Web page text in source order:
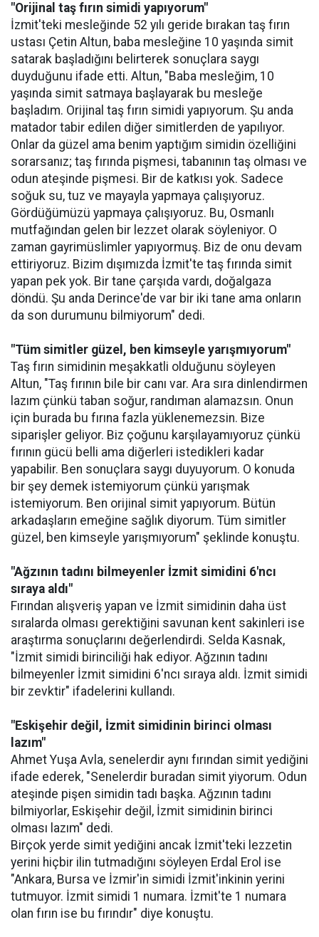
"Orijinal taş fırın simidi yapıyorum"
İzmit'teki mesleğinde 52 yılı geride bırakan taş fırın
ustası Çetin Altun, baba mesleğine 10 yaşında simit
satarak başladığını belirterek sonuçlara saygı
duyduğunu ifade etti. Altun, "Baba mesleğim, 10
yaşında simit satmaya başlayarak bu mesleğe
başladım. Orijinal taş fırın simidi yapıyorum. Şu anda
matador tabir edilen diğer simitlerden de yapılıyor.
Onlar da güzel ama benim yaptığım simidin özelliğini
sorarsanız; taş fırında pişmesi, tabanının taş olması ve
odun ateşinde pişmesi. Bir de katkısı yok. Sadece
soğuk su, tuz ve mayayla yapmaya çalışıyoruz.
Gördüğümüzü yapmaya çalışıyoruz. Bu, Osmanlı
mutfağından gelen bir lezzet olarak söyleniyor. O
zaman gayrimüslimler yapıyormuş. Biz de onu devam
ettiriyoruz. Bizim dışımızda İzmit'te taş fırında simit
yapan pek yok. Bir tane çarşıda vardı, doğalgaza
döndü. Şu anda Derince'de var bir iki tane ama onların
da son durumunu bilmiyorum" dedi.
"Tüm simitler güzel, ben kimseyle yarışmıyorum"
Taş fırın simidinin meşakkatli olduğunu söyleyen
Altun, "Taş fırının bile bir canı var. Ara sıra dinlendirmen
lazım çünkü taban soğur, randıman alamazsın. Onun
için burada bu fırına fazla yüklenemezsin. Bize
siparişler geliyor. Biz çoğunu karşılayamıyoruz çünkü
fırının gücü belli ama diğerleri istedikleri kadar
yapabilir. Ben sonuçlara saygı duyuyorum. O konuda
bir şey demek istemiyorum çünkü yarışmak
istemiyorum. Ben orijinal simit yapıyorum. Bütün
arkadaşların emeğine sağlık diyorum. Tüm simitler
güzel, ben kimseyle yarışmıyorum" şeklinde konuştu.
"Ağzının tadını bilmeyenler İzmit simidini 6'ncı
sıraya aldı"
Fırından alışveriş yapan ve İzmit simidinin daha üst
sıralarda olması gerektiğini savunan kent sakinleri ise
araştırma sonuçlarını değerlendirdi. Selda Kasnak,
"İzmit simidi birinciliği hak ediyor. Ağzının tadını
bilmeyenler İzmit simidini 6'ncı sıraya aldı. İzmit simidi
bir zevktir" ifadelerini kullandı.
"Eskişehir değil, İzmit simidinin birinci olması
lazım"
Ahmet Yuşa Avla, senelerdir aynı fırından simit yediğini
ifade ederek, "Senelerdir buradan simit yiyorum. Odun
ateşinde pişen simidin tadı başka. Ağzının tadını
bilmiyorlar, Eskişehir değil, İzmit simidinin birinci
olması lazım" dedi.
Birçok yerde simit yediğini ancak İzmit'teki lezzetin
yerini hiçbir ilin tutmadığını söyleyen Erdal Erol ise
"Ankara, Bursa ve İzmir'in simidi İzmit'inkinin yerini
tutmuyor. İzmit simidi 1 numara. İzmit'te 1 numara
olan fırın ise bu fırındır" diye konuştu.